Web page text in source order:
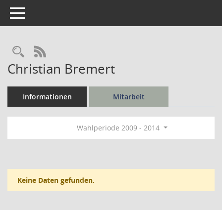
Toggle navigation
Rechercheauswahl
RSS-Feed
Christian Bremert
Informationen Mitarbeit
Wahlperiode 2009 - 2014
Keine Daten gefunden.